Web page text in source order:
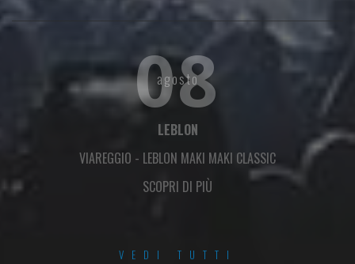
08
agosto
LEBLON
VIAREGGIO - LEBLON MAKI MAKI CLASSIC
SCOPRI DI PIÙ
VEDI TUTTI